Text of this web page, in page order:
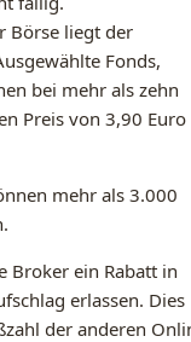
Börse liegt der
Fonds,
bei mehr als zehn
Preis von 3,90 Euro
mehr als 3.000
Broker ein Rabatt in
erlassen. Dies
der anderen